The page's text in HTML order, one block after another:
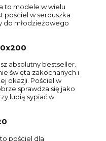
to modele w wielu
pościel w serduszka
do młodzieżowego
absolutny bestseller.
święta zakochanych i
okazji. Pościel w
sprawdza się jako
lubią sypiać w
pościel dla